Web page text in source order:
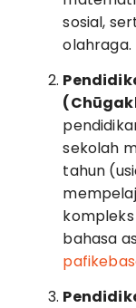
sosial,
olahraga.
sekolah
tahun
bahasa